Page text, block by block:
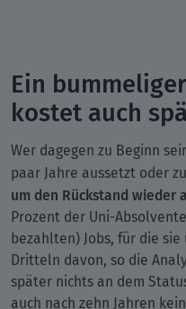
Ein
kostet auch
Wer dagegen zu Beginn
paar Jahre aussetzt oder
um den Rückstand wieder
Prozent der Uni-
bezahlten) Jobs, für die
Dritteln davon, so die
später nichts an dem
auch nach zehn Jahren